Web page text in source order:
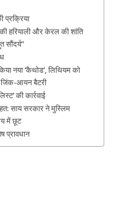
प्रक्रिया
की हरियाली और केरल की शांति
सौंदर्य”
नया ‘कैथोड’, लिथियम को
जिंक-आयन बैटरी
की कार्रवाई
साय सरकार ने मुस्लिम
में छूट
प्रावधान